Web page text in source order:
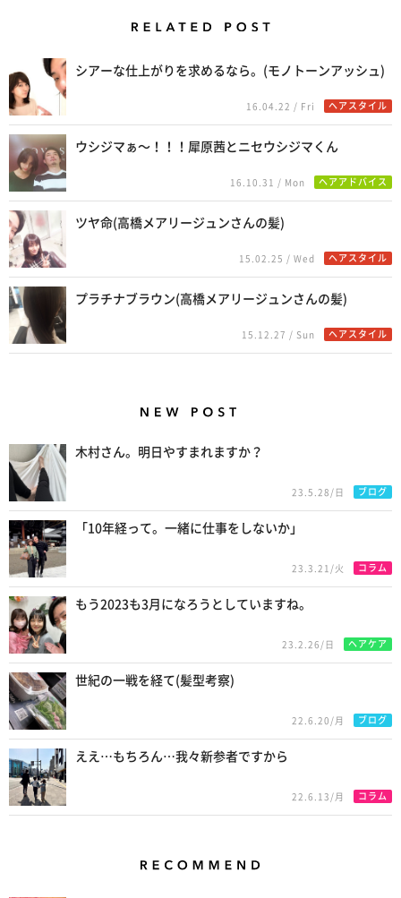
シアーな仕上がりを求めるなら。(モノトーンアッシュ)
16.04.22 / Fri ヘアスタイル
ウシジマぁ〜！！！犀原茜とニセウシジマくん
16.10.31 / Mon ヘアアドバイス
ツヤ命(高橋メアリージュンさんの髪)
15.02.25 / Wed ヘアスタイル
プラチナブラウン(高橋メアリージュンさんの髪)
15.12.27 / Sun ヘアスタイル
木村さん。明日やすまれますか？
23.5.28/日 ブログ
「10年経って。一緒に仕事をしないか」
23.3.21/火 コラム
もう2023も3月になろうとしていますね。
23.2.26/日 ヘアケア
世紀の一戦を経て(髪型考察)
22.6.20/月 ブログ
ええ…もちろん…我々新参者ですから
22.6.13/月 コラム